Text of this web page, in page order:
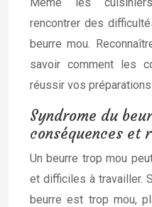
rencontrer des
beurre mou.
savoir comment les
réussir vos
Syndrome du
conséquences
Un beurre trop mou
et difficiles à travailler.
beurre est trop mou,